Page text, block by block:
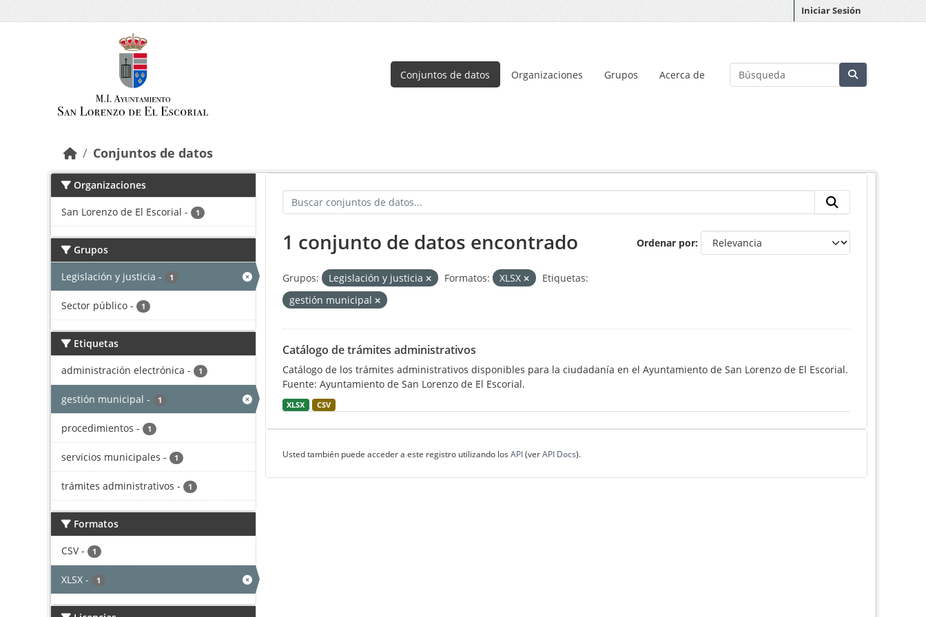
Iniciar Sesión
Conjuntos de datos Organizaciones Grupos Acerca de
Conjuntos de datos
Organizaciones
San Lorenzo de El Escorial - 1
Grupos
Legislación y justicia - 1
Sector público - 1
Etiquetas
administración electrónica - 1
gestión municipal - 1
procedimientos - 1
servicios municipales - 1
trámites administrativos - 1
Formatos
CSV - 1
XLSX - 1
Ordenar por
1 conjunto de datos encontrado
Grupos: Legislación y justicia Formatos: XLSX
Etiquetas:
gestión municipal
Catálogo de trámites administrativos
Catálogo de los trámites administrativos disponibles para la ciudadanía en el Ayuntamiento de San Lorenzo de El Escorial.
Fuente: Ayuntamiento de San Lorenzo de El Escorial.
XLSX CSV
Usted también puede acceder a este registro utilizando los API(verAPI Docs).